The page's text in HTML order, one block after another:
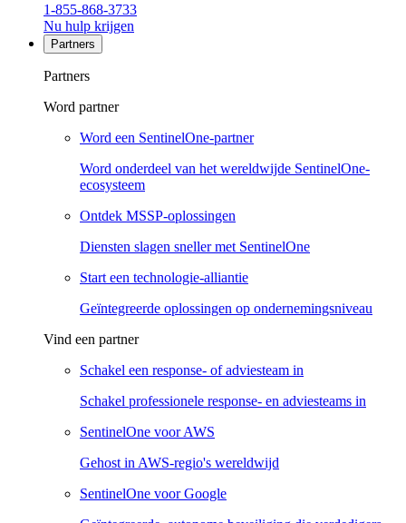
1-855-868-3733
Nu hulp krijgen
Partners
Partners
Word partner
Word een SentinelOne-partner
Word onderdeel van het wereldwijde SentinelOne-
ecosysteem
Ontdek MSSP-oplossingen
Diensten slagen sneller met SentinelOne
Start een technologie-alliantie
Geïntegreerde oplossingen op ondernemingsniveau
Vind een partner
Schakel een response- of adviesteam in
Schakel professionele response- en adviesteams in
SentinelOne voor AWS
Gehost in AWS-regio's wereldwijd
SentinelOne voor Google